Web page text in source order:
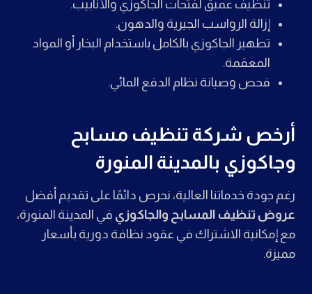
تنظيف عميق لفتحات الجاكوزي والأنابيب.
إزالة الرواسب الجيرية والدهون.
تطهير الجاكوزي بالكامل باستخدام البخار أو المواد
المعقمة.
فحص وصيانة نظام الدفع المائي.
أرخص شركة تنظيف مسابح
وجاكوزي بالمدينة المنورة
رغم جودة خدماتنا العالية، نحرص دائمًا على تقديم أفضل
عروض تنظيف المسابح والجاكوزي في المدينة المنورة،
مع إمكانية الاشتراك في عقود نظافة دورية بأسعار
مميزة.